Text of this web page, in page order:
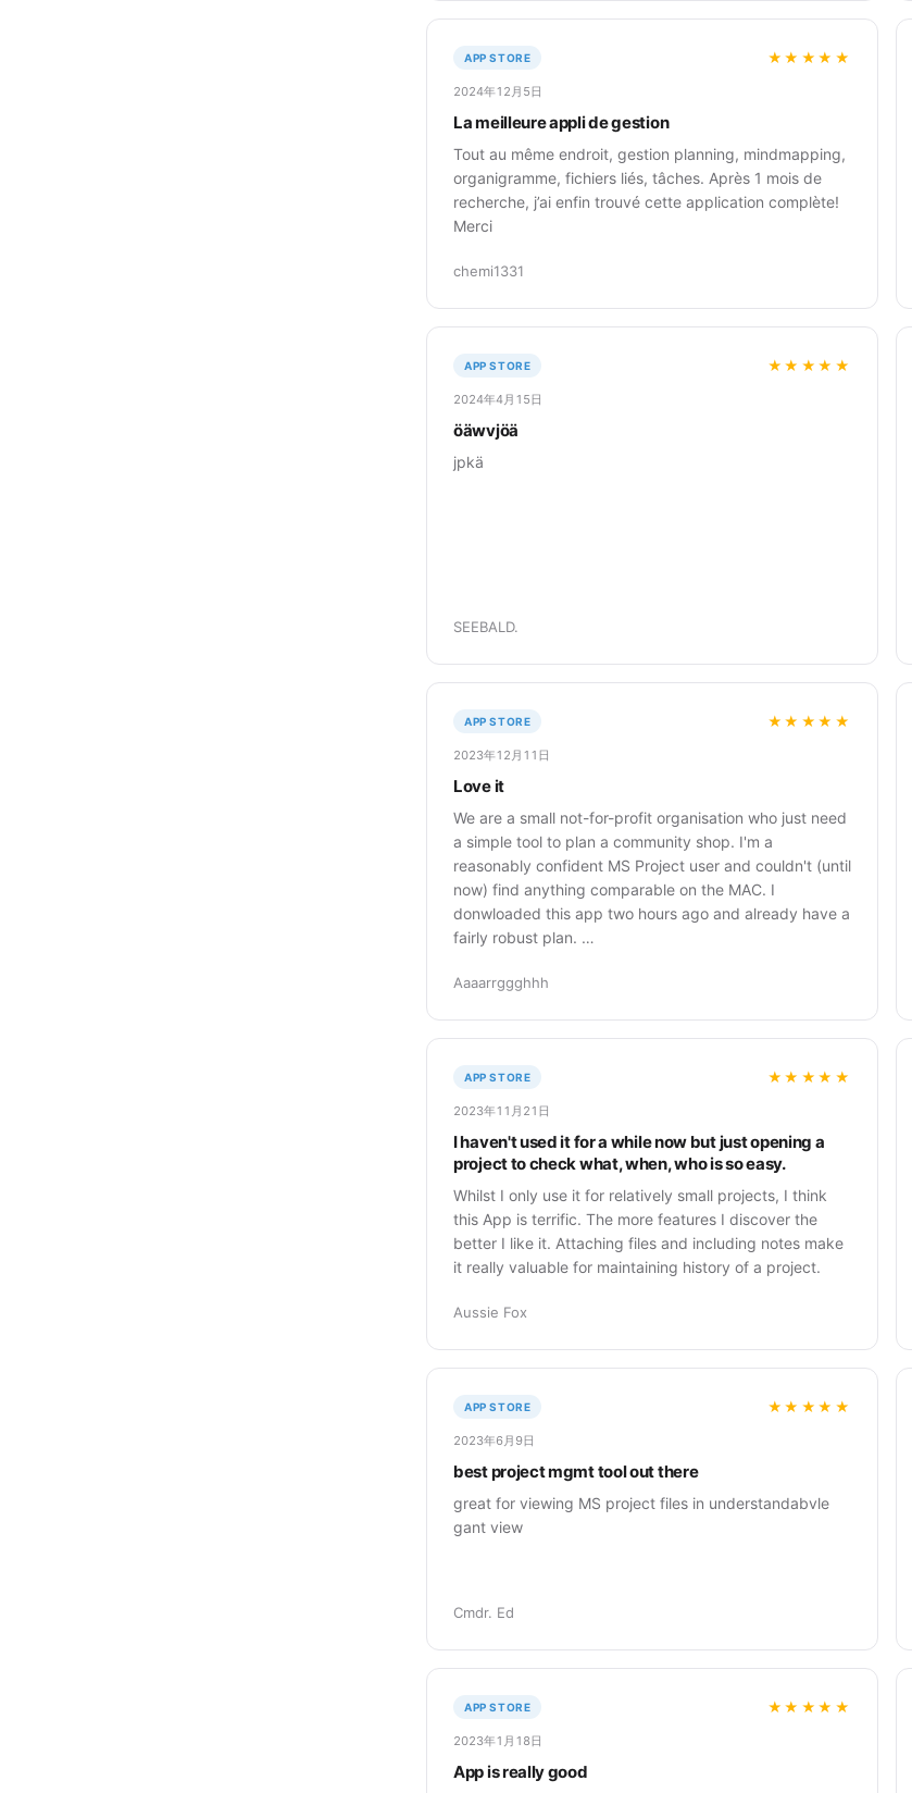
APP STORE ★★★★★
2024年12月5日
La meilleure appli de gestion
Tout au même endroit, gestion planning, mindmapping,
organigramme, fichiers liés, tâches. Après 1 mois de
recherche, j’ai enfin trouvé cette application complète!
Merci
chemi1331
APP STORE ★★★★★
2024年4月15日
öäwvjöä
jpkä
SEEBALD.
APP STORE ★★★★★
2023年12月11日
Love it
We are a small not-for-profit organisation who just need
a simple tool to plan a community shop. I'm a
reasonably confident MS Project user and couldn't (until
now) find anything comparable on the MAC. I
donwloaded this app two hours ago and already have a
fairly robust plan. …
Aaaarrggghhh
APP STORE ★★★★★
2023年11月21日
I haven't used it for a while now but just opening a
project to check what, when, who is so easy.
Whilst I only use it for relatively small projects, I think
this App is terrific. The more features I discover the
better I like it. Attaching files and including notes make
it really valuable for maintaining history of a project.
Aussie Fox
APP STORE ★★★★★
2023年6月9日
best project mgmt tool out there
great for viewing MS project files in understandabvle
gant view
Cmdr. Ed
APP STORE ★★★★★
2023年1月18日
App is really good